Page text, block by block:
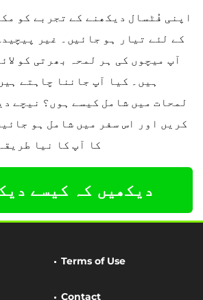
اپنی فُٹسال دیکھنے کے تجربے کو
کے لئے تیار ہو جائیں۔ غیر
آپ میچوں کی ہر لمحہ بھرتی کو
ہیں۔ کیا آپ جاننا چاہتے
لمحات میں شامل کیسے ہوں؟ نیچے
کریں اور اس سفر میں شامل ہو
کا آپ کا نیا
دیکھیں کہ کیسے
Terms of Use
Contact